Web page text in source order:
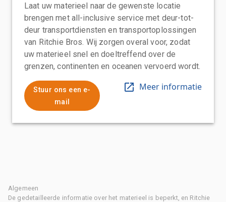
Laat uw materieel naar de gewenste locatie
brengen met all-inclusive service met deur-tot-
deur transportdiensten en transportoplossingen
van Ritchie Bros. Wij zorgen overal voor, zodat
uw materieel snel en doeltreffend over de
grenzen, continenten en oceanen vervoerd wordt.
Stuur ons een e-
mail
Meer informatie
Algemeen
De gedetailleerde informatie over het materieel is beperkt, en Ritchie